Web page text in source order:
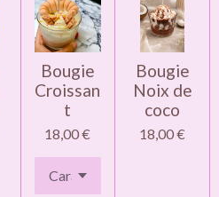
Bougie
Croissan
t
18,00 €
Bougie
Noix de
coco
18,00 €